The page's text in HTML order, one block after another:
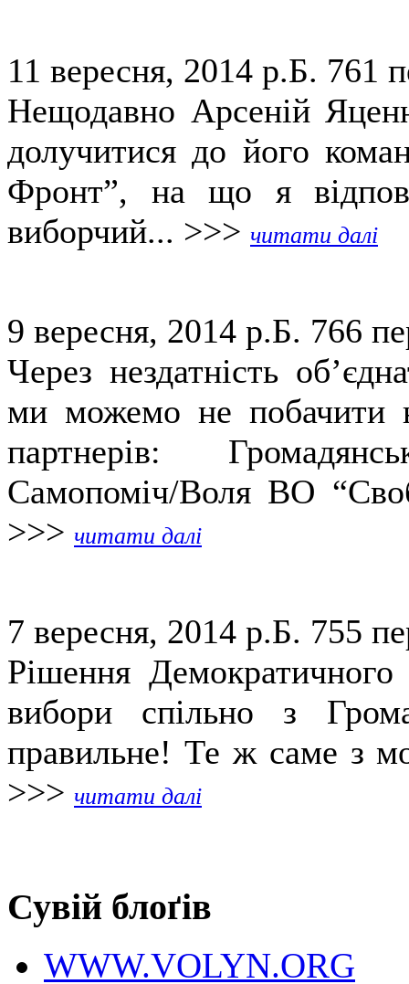
11 вересня, 2014 р.Б. 761
Нещодавно Арсеній
долучитися до його
Фронт”, на що я
виборчий... >>> читати далі
9 вересня, 2014 р.Б. 766
Через нездатність
ми можемо не побачити
партнерів:
Самопоміч/Воля ВО
>>> читати далі
7 вересня, 2014 р.Б. 755
Рішення
вибори спільно з
правильне! Те ж саме з
>>> читати далі
Сувій блоґів
WWW.VOLYN.ORG